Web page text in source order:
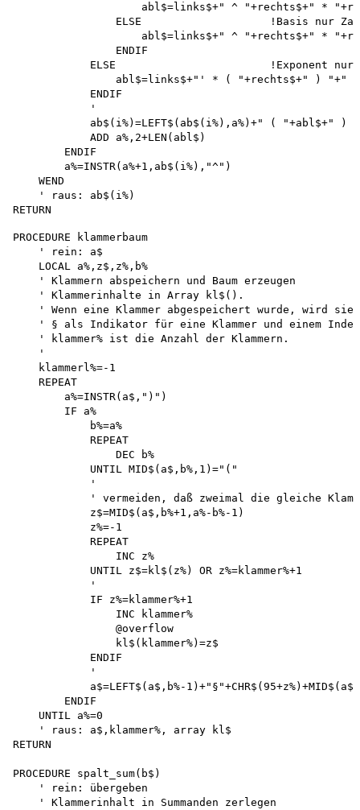
abl$=links$+" ^ "+rechts$+" *
ELSE                    !Basis nur
abl$=links$+" ^ "+rechts$+" *
                ENDIF
ELSE                        !Exponent nur
abl$=links$+"' * ( "+rechts$+" ) "+"
            ENDIF
            '
ab$(i%)=LEFT$(ab$(i%),a%)+" ( "+abl$+" )
            ADD a%,2+LEN(abl$)
        ENDIF
        a%=INSTR(a%+1,ab$(i%),"^")
    WEND
    ' raus: ab$(i%)
PROCEDURE klammerbaum
    ' rein: a$
    LOCAL a%,z$,z%,b%
    ' Klammern abspeichern und Baum erzeugen
    ' Klammerinhalte in Array kl$().
' Wenn eine Klammer abgespeichert wurde, wird sie
' § als Indikator für eine Klammer und einem
    ' klammer% ist die Anzahl der Klammern.
    '
    klammerl%=-1
    REPEAT
        a%=INSTR(a$,")")
        IF a%
            b%=a%
            REPEAT
                DEC b%
            UNTIL MID$(a$,b%,1)="("
            '
' vermeiden, daß zweimal die gleiche
            z$=MID$(a$,b%+1,a%-b%-1)
            z%=-1
            REPEAT
                INC z%
            UNTIL z$=kl$(z%) OR z%=klammer%+1
            '
            IF z%=klammer%+1
                INC klammer%
                @overflow
                kl$(klammer%)=z$
            ENDIF
            '
a$=LEFT$(a$,b%-
        ENDIF
    UNTIL a%=0
    ' raus: a$,klammer%, array kl$
RETURN
PROCEDURE spalt_sum(b$)
    ' rein: übergeben
    ' Klammerinhalt in Summanden zerlegen